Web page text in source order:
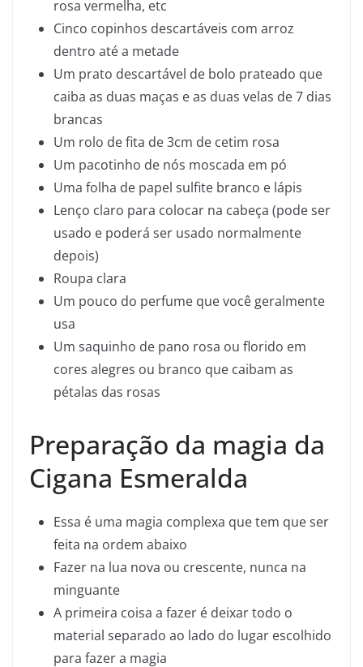
rosa vermelha, etc
Cinco copinhos descartáveis com arroz
dentro até a metade
Um prato descartável de bolo prateado que
caiba as duas maças e as duas velas de 7 dias
brancas
Um rolo de fita de 3cm de cetim rosa
Um pacotinho de nós moscada em pó
Uma folha de papel sulfite branco e lápis
Lenço claro para colocar na cabeça (pode ser
usado e poderá ser usado normalmente
depois)
Roupa clara
Um pouco do perfume que você geralmente
usa
Um saquinho de pano rosa ou florido em
cores alegres ou branco que caibam as
pétalas das rosas
Preparação da magia da
Cigana Esmeralda
Essa é uma magia complexa que tem que ser
feita na ordem abaixo
Fazer na lua nova ou crescente, nunca na
minguante
A primeira coisa a fazer é deixar todo o
material separado ao lado do lugar escolhido
para fazer a magia